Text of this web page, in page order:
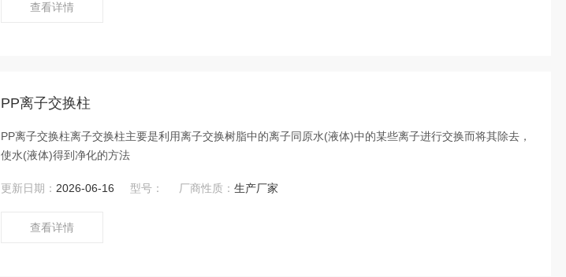
查看详情
PP离子交换柱
PP离子交换柱离子交换柱主要是利用离子交换树脂中的离子同原水(液体)中的某些离子进行交换而将其除去，
使水(液体)得到净化的方法
更新日期： 2026-06-16 型号： 厂商性质：生产厂家
查看详情